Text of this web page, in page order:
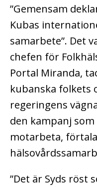
”Gemensam
Kubas
samarbete”. Det
chefen för
Portal Miranda,
kubanska folkets
regeringens
den kampanj
motarbeta,
”Det är Syds röst